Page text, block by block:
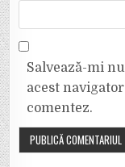
Salvează-mi
acest
comentez.